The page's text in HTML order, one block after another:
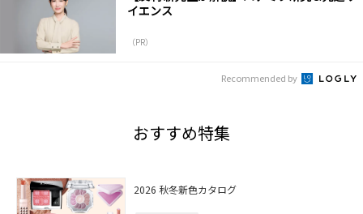
イエンス
（PR）
Recommended by
おすすめ特集
2026 秋冬新色カタログ